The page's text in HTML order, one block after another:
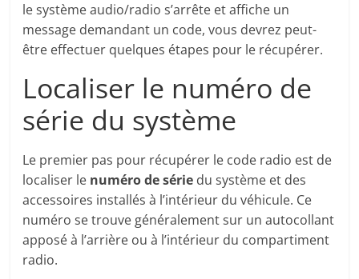
le système audio/radio s’arrête et affiche un
message demandant un code, vous devrez peut-
être effectuer quelques étapes pour le récupérer.
Localiser le numéro de
série du système
Le premier pas pour récupérer le code radio est de
localiser le numéro de série du système et des
accessoires installés à l’intérieur du véhicule. Ce
numéro se trouve généralement sur un autocollant
apposé à l’arrière ou à l’intérieur du compartiment
radio.